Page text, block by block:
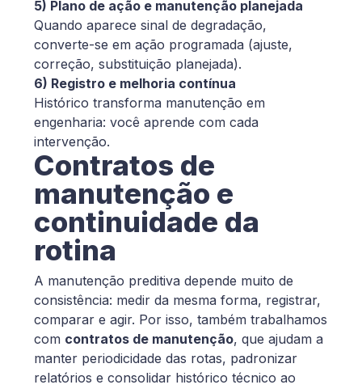
5) Plano de ação e manutenção planejada
Quando aparece sinal de degradação,
converte-se em ação programada (ajuste,
correção, substituição planejada).
6) Registro e melhoria contínua
Histórico transforma manutenção em
engenharia: você aprende com cada
intervenção.
Contratos de
manutenção e
continuidade da
rotina
A manutenção preditiva depende muito de
consistência: medir da mesma forma, registrar,
comparar e agir. Por isso, também trabalhamos
com contratos de manutenção, que ajudam a
manter periodicidade das rotas, padronizar
relatórios e consolidar histórico técnico ao